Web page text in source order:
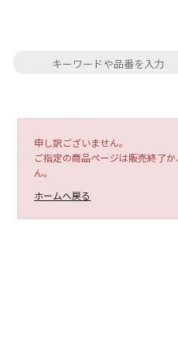
申し訳ございません。
ご指定の商品ページは販売終了
ん。
ホームへ戻る